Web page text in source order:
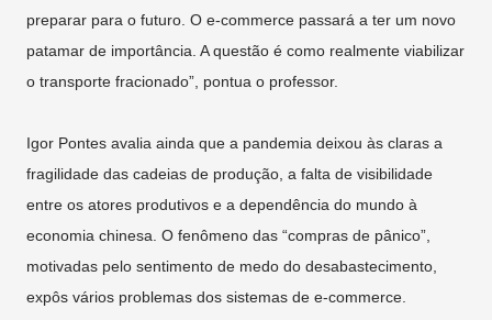
preparar para o futuro. O e-commerce passará a ter um novo
patamar de importância. A questão é como realmente viabilizar
o transporte fracionado”, pontua o professor.
Igor Pontes avalia ainda que a pandemia deixou às claras a
fragilidade das cadeias de produção, a falta de visibilidade
entre os atores produtivos e a dependência do mundo à
economia chinesa. O fenômeno das “compras de pânico”,
motivadas pelo sentimento de medo do desabastecimento,
expôs vários problemas dos sistemas de e-commerce.